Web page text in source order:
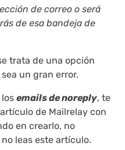
de correo o será
de esa bandeja de
trata de una opción
un gran error.
emails de noreply, te
de Mailrelay con
en crearlo, no
leas este artículo.